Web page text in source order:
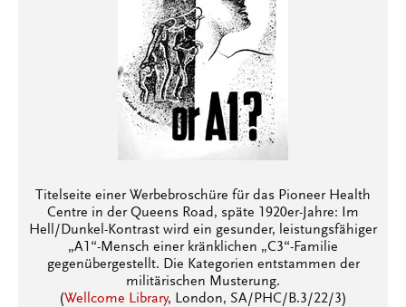
Titelseite einer Werbebroschüre für das Pioneer Health
Centre in der Queens Road, späte 1920er-Jahre: Im
Hell/Dunkel-Kontrast wird ein gesunder, leistungsfähiger
„A1“-Mensch einer kränklichen „C3“-Familie
gegenübergestellt. Die Kategorien entstammen der
militärischen Musterung.
(Wellcome Library, London, SA/PHC/B.3/22/3)